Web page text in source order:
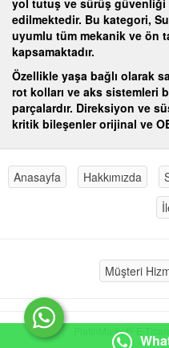
yol tutuş ve sürüş güvenliği
edilmektedir. Bu kategori,
uyumlu tüm mekanik ve ön
kapsamaktadır.
Özellikle yaşa bağlı olarak
rot kolları ve aks sistemleri
parçalardır. Direksiyon ve
kritik bileşenler orijinal ve
Anasayfa Hakkımızda
Müşteri
PlatinMarket